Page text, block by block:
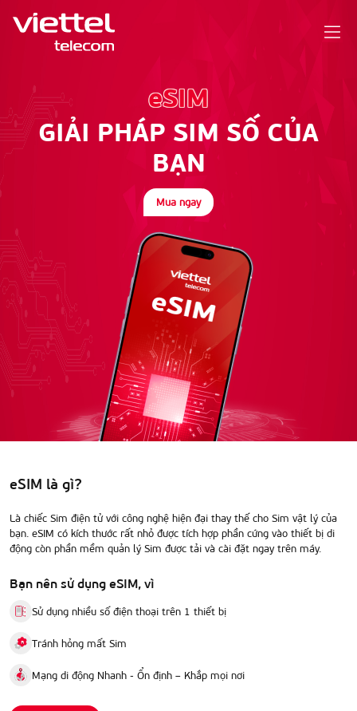
eSIM
GIẢI PHÁP SIM SỐ CỦA
BẠN
Mua ngay
eSIM là gì?
Là chiếc Sim điện tử với công nghệ hiện đại thay thế cho Sim vật lý của
bạn. eSIM có kích thước rất nhỏ được tích hợp phần cứng vào thiết bị di
động còn phần mềm quản lý Sim được tải và cài đặt ngay trên máy.
Bạn nên sử dụng eSIM, vì
Sử dụng nhiều số điện thoại trên 1 thiết bị
Tránh hỏng mất Sim
Mạng di động Nhanh - Ổn định – Khắp mọi nơi